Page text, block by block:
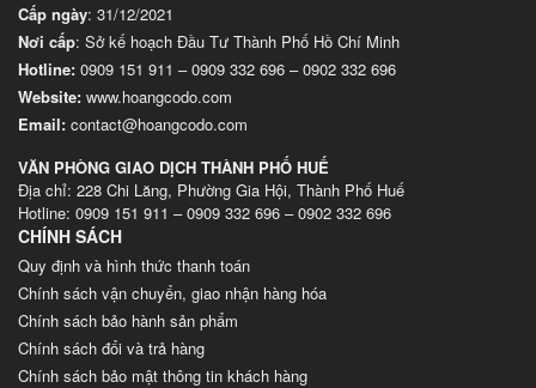
Cấp ngày: 31/12/2021
Nơi cấp: Sở kế hoạch Đầu Tư Thành Phố Hồ Chí Minh
Hotline: 0909 151 911 –0909 332 696 –0902 332 696
Website: www.hoangcodo.com
Email: contact@hoangcodo.com
VĂN PHÒNG GIAO DỊCH THÀNH PHỐ HUẾ
Địa chỉ: 228 Chi Lăng, Phường Gia Hội, Thành Phố Huế
Hotline: 0909 151 911 – 0909 332 696 – 0902 332 696
CHÍNH SÁCH
Quy định và hình thức thanh toán
Chính sách vận chuyển, giao nhận hàng hóa
Chính sách bảo hành sản phẩm
Chính sách đổi và trả hàng
Chính sách bảo mật thông tin khách hàng